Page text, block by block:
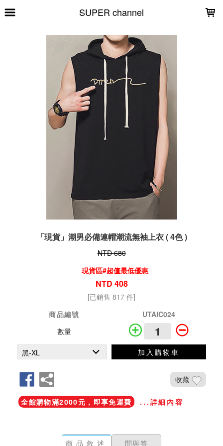
SUPER channel
「現貨」潮男必備連帽潮流無袖上衣 ( 4色 )
NTD 680
現貨區#超值最低優惠
NTD 408
[已銷售 817 件]
商品編號
UTAIC024
數量
加入購物車
收藏
全館購物滿2000元，即享免運費 ...詳細內容
商品敘述 問與答